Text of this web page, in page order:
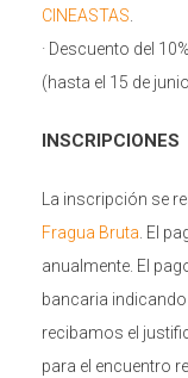
CINEASTAS.
· Descuento del
(hasta el 15 de
INSCRIPCIONES
La inscripción se
Fragua Bruta. El
anualmente. El
bancaria
recibamos el
para el encuentro